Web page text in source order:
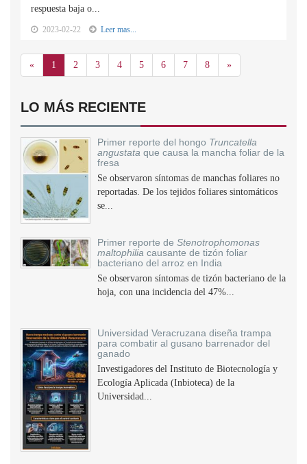
respuesta baja o...
2023-02-22 Leer mas...
«Anterior
1 2 3 4 5 6 7 8 »Siguiente
LO MÁS RECIENTE
Primer reporte del hongo Truncatella
angustata que causa la mancha foliar de la
fresa
Se observaron síntomas de manchas foliares no
reportadas. De los tejidos foliares sintomáticos
se...
Primer reporte de Stenotrophomonas
maltophilia causante de tizón foliar
bacteriano del arroz en India
Se observaron síntomas de tizón bacteriano de la
hoja, con una incidencia del 47%...
Universidad Veracruzana diseña trampa
para combatir al gusano barrenador del
ganado
Investigadores del Instituto de Biotecnología y
Ecología Aplicada (Inbioteca) de la
Universidad...